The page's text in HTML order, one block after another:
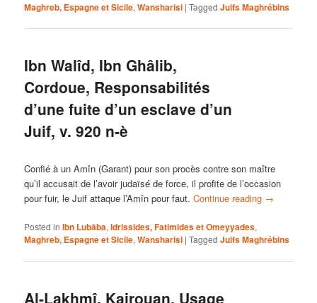
Maghreb, Espagne et Sicile,Wansharisi |Tagged Juifs Maghrébins
Ibn Walîd, Ibn Ghâlib,
Cordoue, Responsabilités
d’une fuite d’un esclave d’un
Juif, v. 920 n-è
Confié à un Amîn (Garant) pour son procès contre son maître
qu’il accusait de l’avoir judaïsé de force, il profite de l’occasion
pour fuir, le Juif attaque l’Amîn pour faut.Continue reading →
Posted in Ibn Lubâba,Idrissides, Fatimides et Omeyyades,
Maghreb, Espagne et Sicile,Wansharisi |Tagged Juifs Maghrébins
Al-Lakhmî, Kairouan, Usage